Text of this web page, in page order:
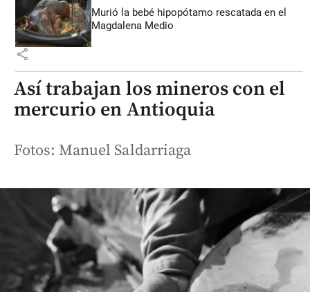
Murió la bebé hipopótamo rescatada en el
Magdalena Medio
share
Así trabajan los mineros con el
mercurio en Antioquia
Fotos: Manuel Saldarriaga